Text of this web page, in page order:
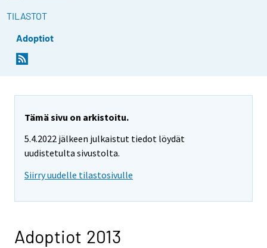
TILASTOT
Adoptiot
Tämä sivu on arkistoitu.
5.4.2022 jälkeen julkaistut tiedot löydät
uudistetulta sivustolta.
Siirry uudelle tilastosivulle
Adoptiot 2013